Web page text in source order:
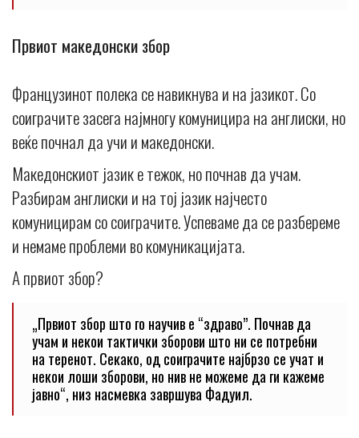
Првиот македонски збор
Французинот полека се навикнува и на јазикот. Со
соиграчите засега најмногу комуницира на англиски, но
веќе почнал да учи и македонски.
Македонскиот јазик е тежок, но почнав да учам.
Разбирам англиски и на тој јазик најчесто
комуницирам со соиграчите. Успеваме да се разбереме
и немаме проблеми во комуникацијата.
А првиот збор?
„Првиот збор што го научив е “здраво”. Почнав да
учам и некои тактички зборови што ни се потребни
на теренот. Секако, од соиграчите најбрзо се учат и
некои лоши зборови, но нив не можеме да ги кажеме
јавно“, низ насмевка завршува Фадуил.